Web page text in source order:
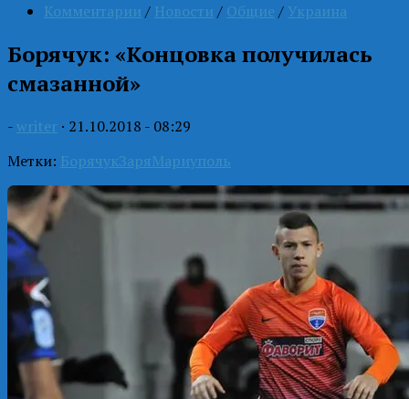
Комментарии / Новости / Общие / Украина
Борячук: «Концовка получилась
смазанной»
- writer · 21.10.2018 - 08:29
Метки: БорячукЗаряМариуполь